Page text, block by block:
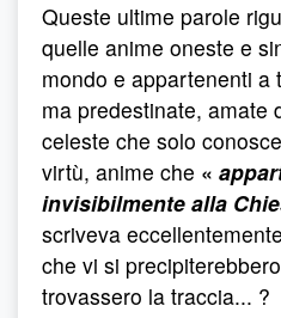
Queste ultime parole
quelle anime oneste e
mondo e appartenenti a
ma predestinate, amate
celeste che solo
virtù, anime che «
invisibilmente alla
scriveva
che vi si
trovassero la traccia... ?